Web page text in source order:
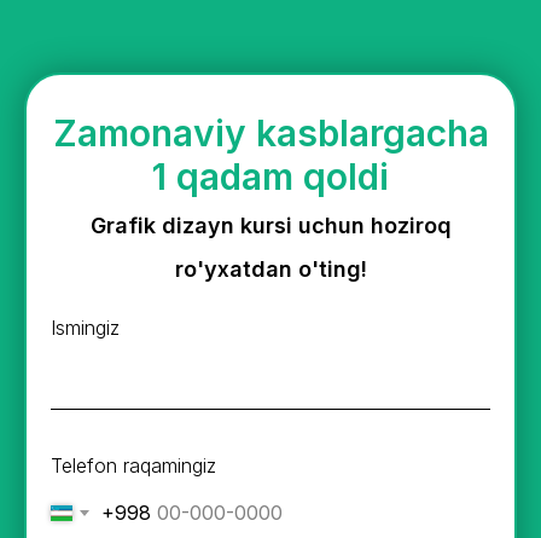
Zamonaviy kasblargacha
1 qadam qoldi
Grafik dizayn kursi uchun hoziroq
ro'yxatdan o'ting!
Ismingiz
Telefon raqamingiz
+998